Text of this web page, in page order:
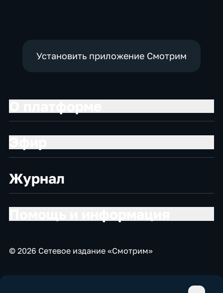
Установить приложение Смотрим
Журнал
© 2026 Сетевое издание «Смотрим»